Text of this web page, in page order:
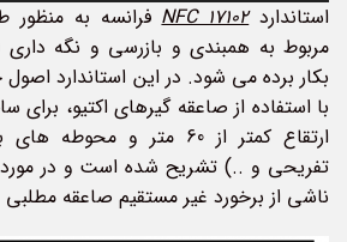
استانداردNFC 17102فرانسه به
مربوط به همبندی و بازرسی و نگه داری
بکار برده می­ شود. در این استاندارد
با استفاده از صاعقه گیرهای اکتیو، برای
ارتقاع کمتر از 60 متر و
تفریحی و ..) تشریح شده است و در
ناشی از برخورد غیر مستقیم صاعقه